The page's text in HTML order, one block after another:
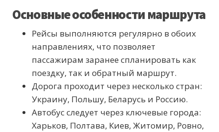
Основные особенности маршрута
Рейсы выполняются регулярно в обоих
направлениях, что позволяет
пассажирам заранее спланировать как
поездку, так и обратный маршрут.
Дорога проходит через несколько стран:
Украину, Польшу, Беларусь и Россию.
Автобус следует через ключевые города:
Харьков, Полтава, Киев, Житомир, Ровно,